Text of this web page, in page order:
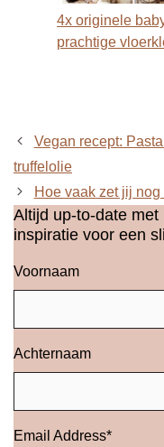
4x originele
prachtige
Vegan recept:
truffelolie
Hoe vaak zet jij
Altijd up-to-date
inspiratie voor een
Voornaam
Achternaam
Email Address*